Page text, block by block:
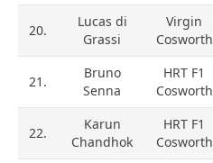
20.
Lucas di
Grassi
Virgin
Cosworth
21.
Bruno
Senna
HRT F1
Cosworth
22.
Karun
Chandhok
HRT F1
Cosworth